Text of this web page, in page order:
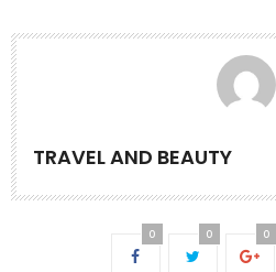
TRAVEL AND BEAUTY
0 0 0